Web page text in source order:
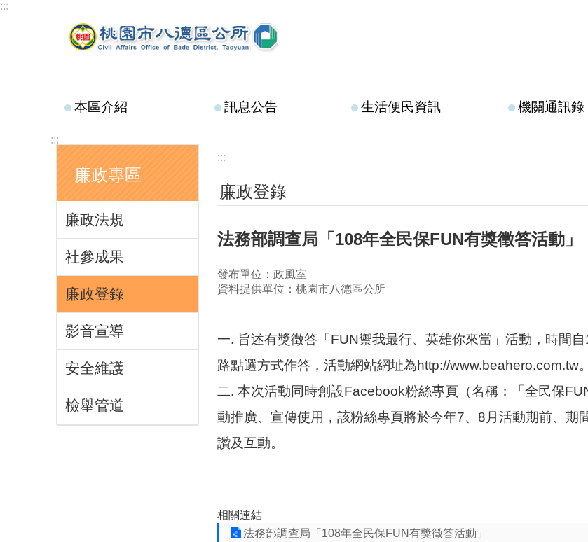
跳到主要內容區塊
:::
本區介紹 訊息公告 生活便民資訊 機關通訊錄
:::
廉政專區
廉政法規
社參成果
廉政登錄
影音宣導
安全維護
檢舉管道
:::
廉政登錄
法務部調查局「108年全民保FUN有獎徵答活動」
發布單位：政風室
資料提供單位：桃園市八德區公所
一. 旨述有獎徵答「FUN禦我最行、英雄你來當」活動，時間
路點選方式作答，活動網站網址為http://www.beahero.com.tw。
二. 本次活動同時創設Facebook粉絲專頁（名稱：「全民保
動推廣、宣傳使用，該粉絲專頁將於今年7、8月活動期前、
讚及互動。
相關連結
法務部調查局「108年全民保FUN有獎徵答活動」